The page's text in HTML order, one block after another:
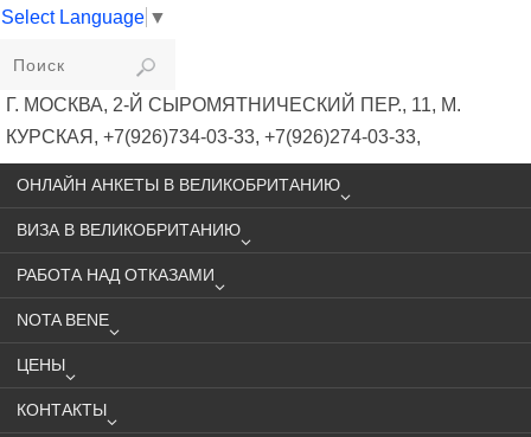
Select Language ▼
VIKIVISA
Г. МОСКВА, 2-Й СЫРОМЯТНИЧЕСКИЙ ПЕР., 11, М.
КУРСКАЯ, +7(926)734-03-33, +7(926)274-03-33,
VISA@VIKIVISA.RU
ОНЛАЙН АНКЕТЫ В ВЕЛИКОБРИТАНИЮ
ВИЗА В ВЕЛИКОБРИТАНИЮ
РАБОТА НАД ОТКАЗАМИ
NOTA BENE
ЦЕНЫ
КОНТАКТЫ